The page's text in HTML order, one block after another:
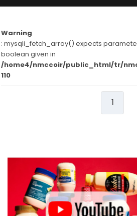
HAZIRLIK
Dilimleyici,Kıyma ve
Dereceler ve sıralamalar
DEPOLAMA VE AKTARMA
Depo ve aktarma tankları
REFERANSLAR
HABERLER
BLOG
Warning
: mysqli_fetch_array() expects
boolean given in
/home4/nmccoir/public_html/tr/
110
1